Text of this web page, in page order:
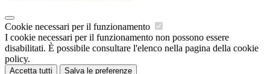
Cookie necessari per il funzionamento
I cookie necessari per il funzionamento non possono essere
disabilitati. È possibile consultare l'elenco nella pagina della cookie
policy.
Accetta tutti Salva le preferenze